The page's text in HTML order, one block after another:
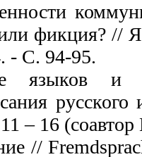
фикция? //
- С. 94-95.
языков
– 16
//